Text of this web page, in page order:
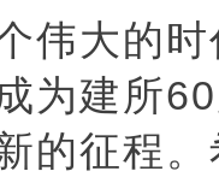
伟大的
为建所60
的征程